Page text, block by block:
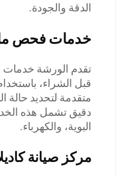
الدقة والجودة.
خدمات فحص ما
تقدم الورشة
قبل الشراء،
متقدمة لتحديد حالة
دقيق تشمل هذه
البوية، والكهرباء.
مركز صيانة